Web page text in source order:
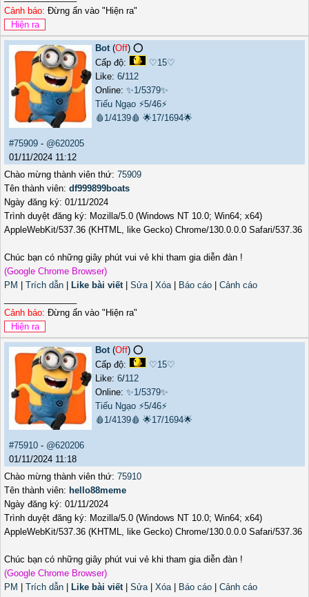
Cảnh báo: Đừng ấn vào "Hiện ra"
Bot(Off) ⭕️
Cấp độ:
♡15♡
Like: 6/112
Online: ✨1/5379✨
Tiếu Ngạo ⚡5/46⚡
🩸1/4139🩸 🌟17/1694🌟
#75909 - @620205
01/11/2024 11:12
Chào mừng thành viên thứ: 75909
Tên thành viên: df999899boats
Ngày đăng ký: 01/11/2024
Trình duyệt đăng ký: Mozilla/5.0 (Windows NT 10.0; Win64; x64)
AppleWebKit/537.36 (KHTML, like Gecko) Chrome/130.0.0.0 Safari/537.36
Chúc bạn có những giây phút vui vẻ khi tham gia diễn đàn !
(Google Chrome Browser)
PM
Trích dẫn Like bài viết| Sửa| Xóa| Báo cáo
Cảnh cáo
Cảnh báo: Đừng ấn vào "Hiện ra"
Bot(Off) ⭕️
Cấp độ:
♡15♡
Like: 6/112
Online: ✨1/5379✨
Tiếu Ngạo ⚡5/46⚡
🩸1/4139🩸 🌟17/1694🌟
#75910 - @620206
01/11/2024 11:18
Chào mừng thành viên thứ: 75910
Tên thành viên: hello88meme
Ngày đăng ký: 01/11/2024
Trình duyệt đăng ký: Mozilla/5.0 (Windows NT 10.0; Win64; x64)
AppleWebKit/537.36 (KHTML, like Gecko) Chrome/130.0.0.0 Safari/537.36
Chúc bạn có những giây phút vui vẻ khi tham gia diễn đàn !
(Google Chrome Browser)
PM
Trích dẫn Like bài viết| Sửa| Xóa| Báo cáo
Cảnh cáo